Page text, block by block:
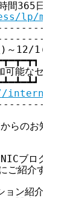
間365日対応！
lp/
1(金)＠ヒ
能なセッショ
のお知らせ
ブログ記事
ご紹介するもの
ン紹介の第5